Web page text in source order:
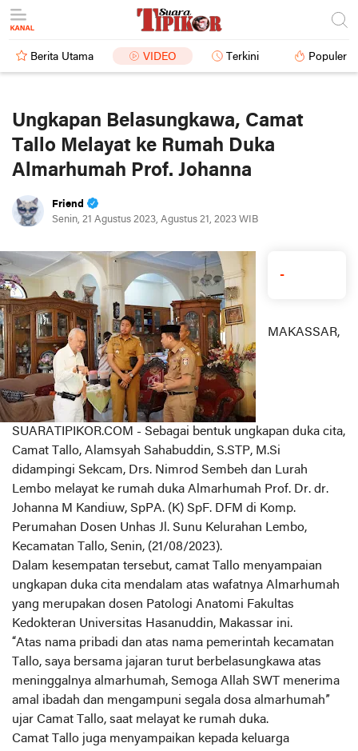
Berita Utama VIDEO Terkini Populer
Ungkapan Belasungkawa, Camat
Tallo Melayat ke Rumah Duka
Almarhumah Prof. Johanna
Friend
Senin, 21 Agustus 2023, Agustus 21, 2023 WIB
-
MAKASSAR,
SUARATIPIKOR.COM - Sebagai bentuk ungkapan duka cita,
Camat Tallo, Alamsyah Sahabuddin, S.STP, M.Si
didampingi Sekcam, Drs. Nimrod Sembeh dan Lurah
Lembo melayat ke rumah duka Almarhumah Prof. Dr. dr.
Johanna M Kandiuw, SpPA. (K) SpF. DFM di Komp.
Perumahan Dosen Unhas Jl. Sunu Kelurahan Lembo,
Kecamatan Tallo, Senin, (21/08/2023).
Dalam kesempatan tersebut, camat Tallo menyampaian
ungkapan duka cita mendalam atas wafatnya Almarhumah
yang merupakan dosen Patologi Anatomi Fakultas
Kedokteran Universitas Hasanuddin, Makassar ini.
“Atas nama pribadi dan atas nama pemerintah kecamatan
Tallo, saya bersama jajaran turut berbelasungkawa atas
meninggalnya almarhumah, Semoga Allah SWT menerima
amal ibadah dan mengampuni segala dosa almarhumah”
ujar Camat Tallo, saat melayat ke rumah duka.
Camat Tallo juga menyampaikan kepada keluarga